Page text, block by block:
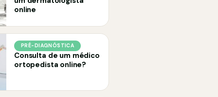
online
PRÉ-DIAGNÓSTICA
Consulta de um médico
ortopedista online?